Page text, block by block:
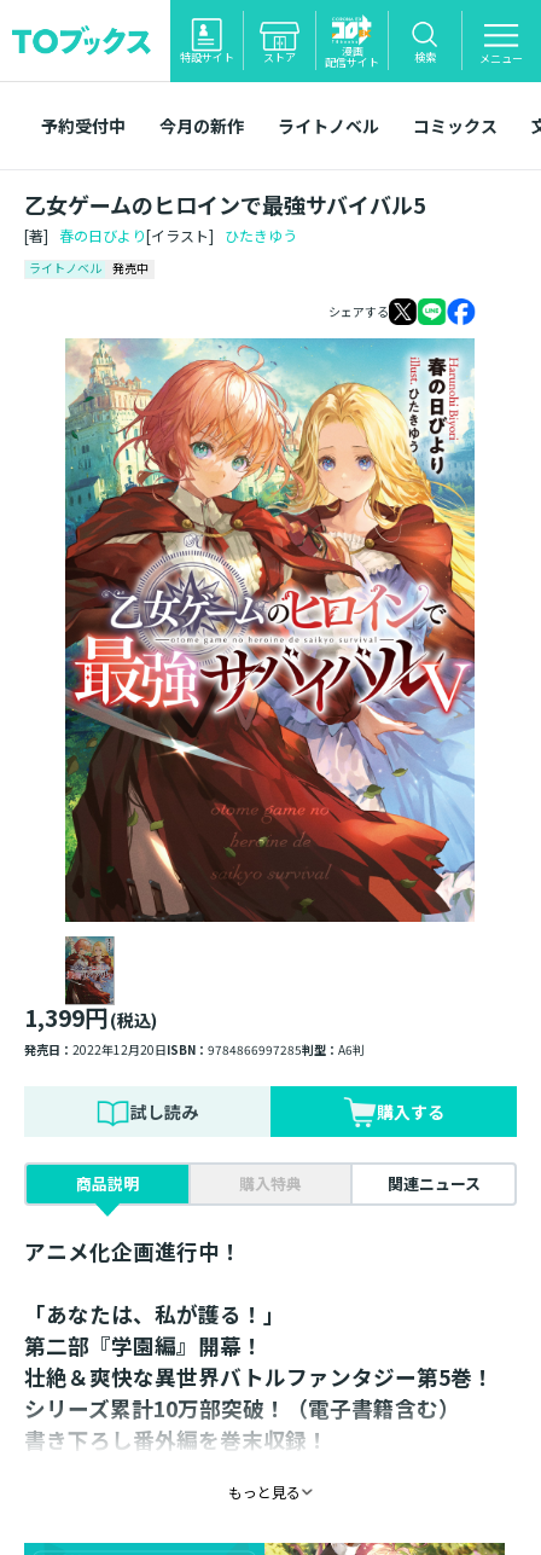
特設サイト ストア 漫画
配信サイト 検索 メニュー
予約受付中 今月の新作 ライトノベル コミックス
乙女ゲームのヒロインで最強サバイバル5
[著] 春の日びより[イラスト] ひたきゆう
ライトノベル 発売中
シェアする
1,399円(税込)
発売日： 2022年12月20日ISBN： 9784866997285判型： A6判
試し読み 購入する
商品説明 購入特典 関連ニュース
アニメ化企画進行中！
「あなたは、私が護る！」
第二部『学園編』開幕！
壮絶＆爽快な異世界バトルファンタジー第5巻！
シリーズ累計10万部突破！（電子書籍含む）
書き下ろし番外編を巻末収録！
もっと見る